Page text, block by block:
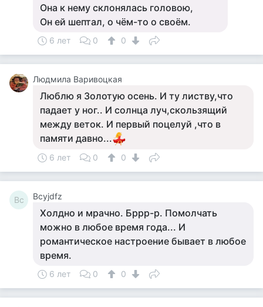
Она к нему склонялась головою,
Он ей шептал, о чём-то о своём.
6 лет 0 0
Людмила Варивоцкая
Люблю я Золотую осень. И ту листву,что
падает у ног.. И солнца луч,скользящий
между веток. И первый поцелуй ,что в
памяти давно...
6 лет 0 0
Bc Bcyjdfz
Холдно и мрачно. Бррр-р. Помолчать
можно в любое время года... И
романтическое настроение бывает в любое
время.
6 лет 0 0